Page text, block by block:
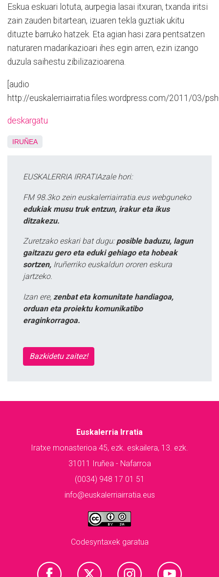
Eskua eskuari lotuta, aurpegia lasai itxuran, txanda iritsi
zain zauden bitartean, izuaren tekla guztiak ukitu
dituzte barruko hatzek. Eta agian hasi zara pentsatzen
naturaren madarikazioari ihes egin arren, ezin izango
duzula saihestu zibilizazioarena.
[audio
http://euskalerriairratia.files.wordpress.com/2011/03/
deskargatu
IRUÑEA
EUSKALERRIA IRRATIAzale hori:
FM 98.3ko zein euskalerriairratia.eus webguneko
edukiak musu truk entzun, irakur eta ikus
ditzakezu.
Zuretzako eskari bat dugu: posible baduzu, lagun
gaitzazu gero eta eduki gehiago eta hobeak
sortzen, Iruñerriko euskaldun ororen eskura
jartzeko.
Izan ere, zenbat eta komunitate handiagoa,
orduan eta proiektu komunikatibo
eraginkorragoa.
Bazkidetu zaitez!
Euskalerria Irratia
Iratxe monasterioa 45, ezk. eskailera, 13. ezk.
31011 Iruñea - Nafarroa
(0034) 948 17 01 51
info@euskalerriairratia.eus
Codesyntaxek garatua